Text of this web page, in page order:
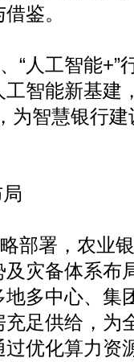
鉴。
人工智能+”
智能新基建
为智慧银行
署，农业
灾备体系布
多中心、集
足供给，为
优化算力资